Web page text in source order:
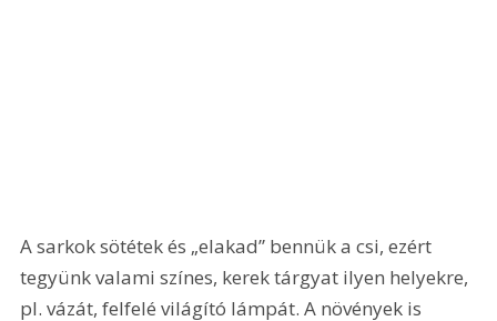
A sarkok sötétek és „elakad” bennük a csi, ezért
tegyünk valami színes, kerek tárgyat ilyen helyekre,
pl. vázát, felfelé világító lámpát. A növények is